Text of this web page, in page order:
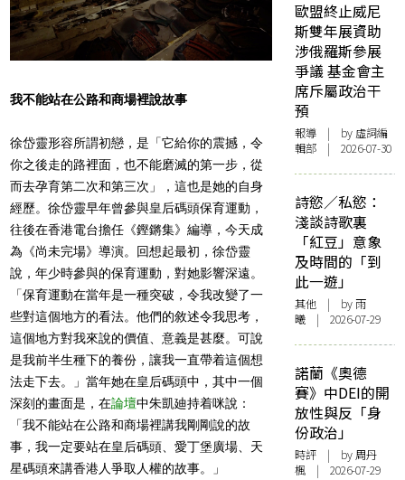
我不能站在公路和商場裡說故事
徐岱靈形容所謂初戀，是「它給你的震撼，令
你之後走的路裡面，也不能磨滅的第一步，從
而去孕育第二次和第三次」，這也是她的自身
經歷。徐岱靈早年曾參與皇后碼頭保育運動，
往後在香港電台擔任《鏗鏘集》編導，今天成
為《尚未完場》導演。回想起最初，徐岱靈
說，年少時參與的保育運動，對她影響深遠。
「保育運動在當年是一種突破，令我改變了一
些對這個地方的看法。他們的敘述令我思考，
這個地方對我來說的價值、意義是甚麼。可說
是我前半生種下的養份，讓我一直帶着這個想
法走下去。」當年她在皇后碼頭中，其中一個
深刻的畫面是，在論壇中朱凱廸持着咪說：
「我不能站在公路和商場裡講我剛剛說的故
事，我一定要站在皇后碼頭、愛丁堡廣場、天
星碼頭來講香港人爭取人權的故事。」
歐盟終止威尼
斯雙年展資助
涉俄羅斯參展
爭議 基金會主
席斥屬政治干
預
報導 | by 虛詞編
輯部 | 2026-07-30
詩慾／私慾：
淺談詩歌裏
「紅豆」意象
及時間的「到
此一遊」
其他 | by 雨
曦 | 2026-07-29
諾蘭《奧德
賽》中DEI的開
放性與反「身
份政治」
時評 | by周丹
楓 | 2026-07-29